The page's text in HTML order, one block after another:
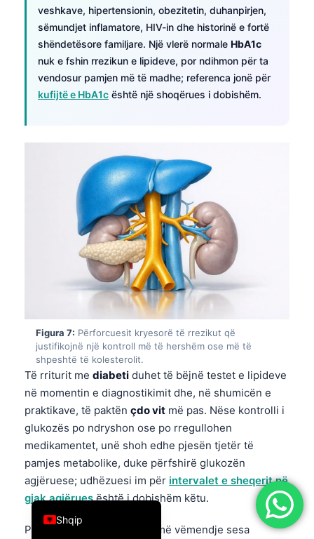
veshkave, hipertensionin, obezitetin, duhanpirjen,
sëmundjet inflamatore, HIV-in dhe historinë e fortë
shëndetësore familjare. Një vlerë normale HbA1c
nuk e fshin rrezikun e lipideve, por ndihmon për ta
vendosur pamjen më të madhe; referenca jonë për
kufijtë e HbA1c është një shoqërues i dobishëm.
Figura 7: Përforcuesit kryesorë të rrezikut që
justifikojnë një kontroll më të hershëm ose më të
shpeshtë të kolesterolit.
Të rriturit me diabeti duhet të bëjnë testet e lipideve
në momentin e diagnostikimit dhe, në shumicën e
praktikave, të paktën çdo vit më pas. Nëse kontrolli i
glukozës po ndryshon ose po rregullohen
medikamentet, unë shoh edhe pjesën tjetër të
pamjes metabolike, duke përfshirë glukozën
agjëruese; udhëzuesi im për intervalet e sheqerit në
gjak agjëruesështë i dobishëm këtu.
Prediabeti meriton më shumë vëmendje sesa
Shqip
English
العربية
Français
Italiano
Español
Português
Türkçe
Română
简体中文
فارسی
Български
Dansk
Bahasa Indonesia
Հայերեն
Íslenska
Српски језик
Svenska